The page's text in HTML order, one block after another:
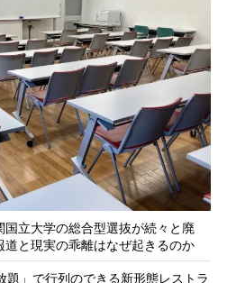
立大学の総合型選抜が続々と廃
と現実の乖離はなぜ起きるのか
題」で行列のできる新形態レストラ